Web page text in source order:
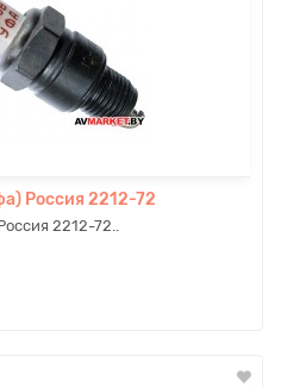
Россия 2212-72
2212-72..